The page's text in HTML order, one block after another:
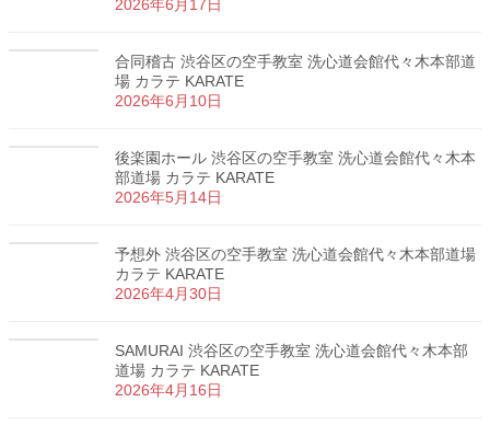
2026年6月17日
合同稽古 渋谷区の空手教室 洗心道会館代々木本部道
場 カラテ KARATE
2026年6月10日
後楽園ホール 渋谷区の空手教室 洗心道会館代々木本
部道場 カラテ KARATE
2026年5月14日
予想外 渋谷区の空手教室 洗心道会館代々木本部道場
カラテ KARATE
2026年4月30日
SAMURAI 渋谷区の空手教室 洗心道会館代々木本部
道場 カラテ KARATE
2026年4月16日